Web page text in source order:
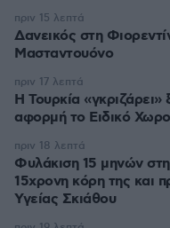
Δανεικός στη
Μασταντουόνο
πριν 15 λεπτά
Η Τουρκία
αφορμή το Ειδικό
πριν 17 λεπτά
Φυλάκιση 15 μηνών
15χρονη κόρη της και
Υγείας Σκιάθου
πριν 18 λεπτά